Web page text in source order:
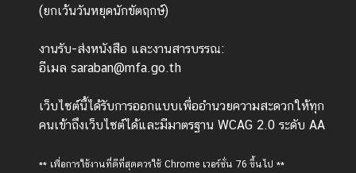
า
ป
ร
ะ
ก
(ยกเว้นวันหยุดนักขัตฤกษ์)
งานรับ-ส่งหนังสือ และงานสารบรรณ:
อีเมล saraban@mfa.go.th
เว็บไซต์นี้ได้รับการออกแบบเพื่ออำนวยความสะดวกให้ทุก
คนเข้าถึงเว็บไซต์ได้และมีมาตรฐาน WCAG 2.0 ระดับ AA
** เพื่อการใช้งานที่ดีที่สุดควรใช้ Chrome เวอร์ชั่น 76 ขึ้นไป **